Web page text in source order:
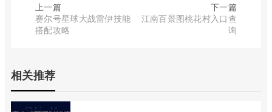
上一篇
赛尔号星球大战雷伊技能
搭配攻略
下一篇
江南百景图桃花村入口查
询
相关推荐